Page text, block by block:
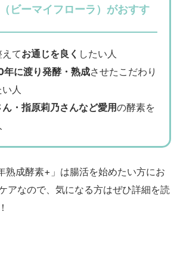
ビーマイフローラ）がおすす
えてお通じを良く したい人
年に渡り発酵・熟成させたこだわり
人
・指原莉乃さんなど愛用の酵素を
熟成酵素+」は腸活を始めたい方にお
アなので、気になる方はぜひ詳細を読